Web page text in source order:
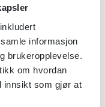
informasjon
brukeropplevelse.
om hvordan
innsikt som gjør at